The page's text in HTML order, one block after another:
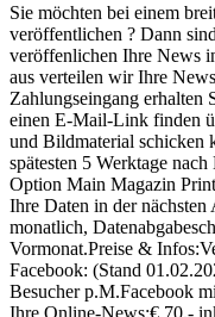
Sie möchten bei einem
veröffentlichen ? Dann
veröffenlichen Ihre News
aus verteilen wir Ihre
Zahlungseingang erhalten
einen E-Mail-Link finden
und Bildmaterial schicken
spätesten 5 Werktage
Option Main Magazin
Ihre Daten in der nächsten
monatlich,
Vormonat.Preise &
Facebook: (Stand
Besucher p.M.Facebook
Ihre Online-News:€ 70,-